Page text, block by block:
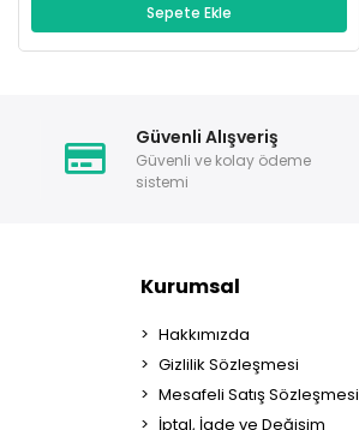
Sepete Ekle
Güvenli Alışveriş
Güvenli ve kolay ödeme
sistemi
Kurumsal
Hakkımızda
Gizlilik Sözleşmesi
Mesafeli Satış Sözleşmesi
İptal, İade ve Değişim